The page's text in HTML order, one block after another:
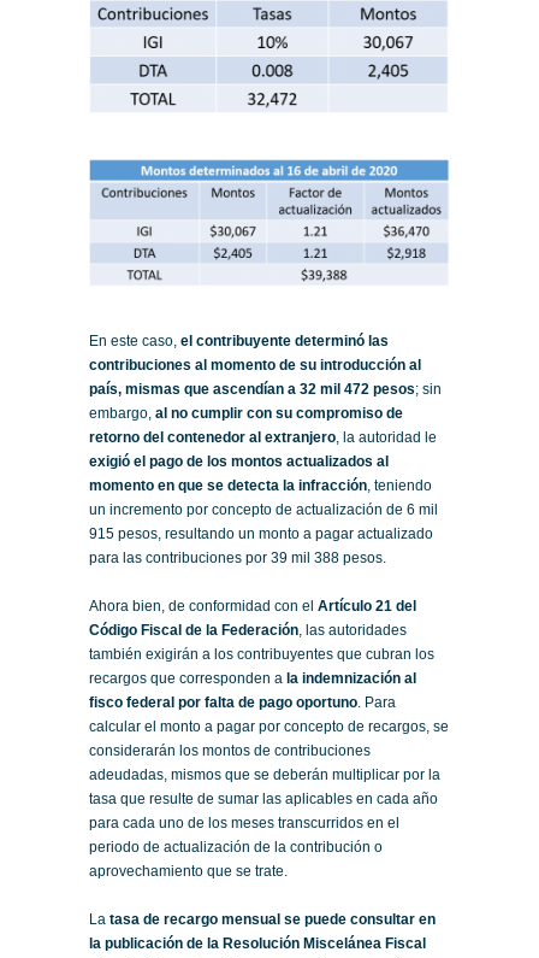
En este caso, el contribuyente determinó las
contribuciones al momento de su introducción al
país, mismas que ascendían a 32 mil 472 pesos; sin
embargo, al no cumplir con su compromiso de
retorno del contenedor al extranjero, la autoridad le
exigió el pago de los montos actualizados al
momento en que se detecta la infracción, teniendo
un incremento por concepto de actualización de 6 mil
915 pesos, resultando un monto a pagar actualizado
para las contribuciones por 39 mil 388 pesos.
Ahora bien, de conformidad con el Artículo 21 del
Código Fiscal de la Federación, las autoridades
también exigirán a los contribuyentes que cubran los
recargos que corresponden a la indemnización al
fisco federal por falta de pago oportuno. Para
calcular el monto a pagar por concepto de recargos, se
considerarán los montos de contribuciones
adeudadas, mismos que se deberán multiplicar por la
tasa que resulte de sumar las aplicables en cada año
para cada uno de los meses transcurridos en el
periodo de actualización de la contribución o
aprovechamiento que se trate.
La tasa de recargo mensual se puede consultar en
la publicación de la Resolución Miscelánea Fiscal